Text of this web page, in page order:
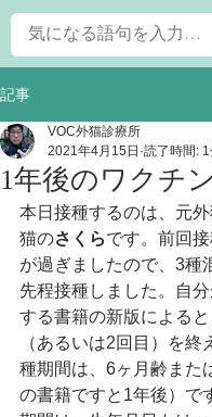
記事
1年後のワクチ
VOC外猫診療所
2021年4月15日 読了時間:
本日接種するのは、元
猫のさくらです。前回
が過ぎましたので、3種
先程接種しました。自
する書籍の新版による
（あるいは2回目）を終
種期間は、6ヶ月齢また
の書籍ですと1年後）で